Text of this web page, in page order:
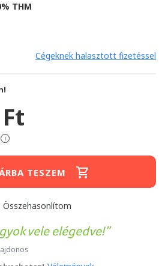
THM
Cégeknek halasztott fizetéssel
i
TESZEM
Összehasonlítom
vele elégedve!